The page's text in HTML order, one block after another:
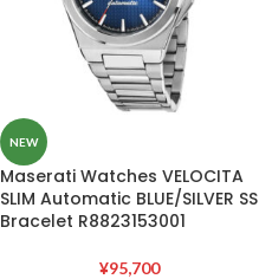
NEW
Maserati Watches VELOCITA
SLIM Automatic BLUE/SILVER SS
Bracelet R8823153001
¥95,700